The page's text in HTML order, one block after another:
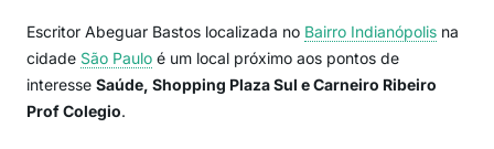
Escritor Abeguar Bastos localizada no Bairro Indianópolis na
cidade São Paulo é um local próximo aos pontos de
interesse Saúde, Shopping Plaza Sul e Carneiro Ribeiro
Prof Colegio.